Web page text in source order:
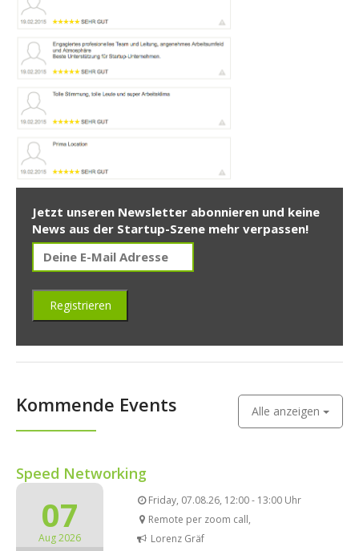
Jetzt unseren Newsletter abonnieren und keine
News aus der Startup-Szene mehr verpassen!
Kommende Events Alle anzeigen
Speed Networking
07
Aug 2026
Friday, 07.08.26, 12:00 - 13:00 Uhr
Remote per zoom call,
Lorenz Gräf